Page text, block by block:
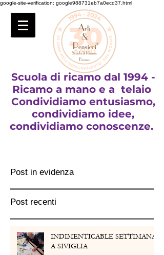
google-site-verification: google988731eb7a0ecd37.html
Scuola di ricamo dal 1994 -
Ricamo a mano e a telaio
Condividiamo entusiasmo,
condividiamo idee,
condividiamo conoscenze.
Post in evidenza
Post recenti
INDIMENTICABLE SETTIMANA
A SIVIGLIA